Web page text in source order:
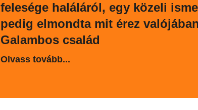
felesége haláláról, egy közeli
pedig elmondta mit érez
Galambos család
Olvass tovább...